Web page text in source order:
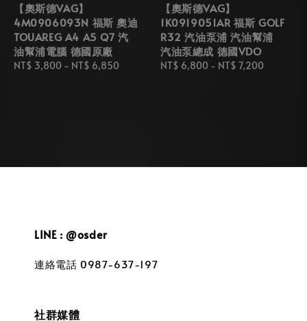
【奧斯德VAG】
4M0906093N 福斯 奧迪
TOUAREG A4 A5 Q7 汽
油幫浦電腦 德國原廠
Regular
NT$ 3,800 - NT$ 6,850
【奧斯德VAG】
1K0919051AR 福斯 GOLF
R32 汽油泵浦 汽油幫浦
汽油泵總成 德國VDO
Regular
NT$ 6,800 - NT$ 7,200
LINE : @osder
連絡電話 0987-637-197
社群媒體